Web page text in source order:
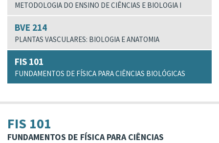
METODOLOGIA DO ENSINO DE CIÊNCIAS E BIOLOGIA I
BVE 214
PLANTAS VASCULARES: BIOLOGIA E ANATOMIA
FIS 101
FUNDAMENTOS DE FÍSICA PARA CIÊNCIAS BIOLÓGICAS
FIS 101
FUNDAMENTOS DE FÍSICA PARA CIÊNCIAS